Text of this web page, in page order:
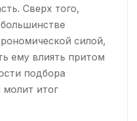
Сверх того,
силой,
ему влиять притом
подбора
молит итог